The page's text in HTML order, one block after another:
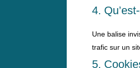
4.
Une balise
trafic sur un
5.